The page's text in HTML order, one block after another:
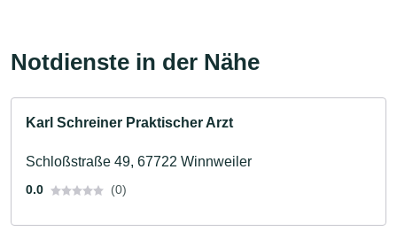
Notdienste in der Nähe
Karl Schreiner Praktischer Arzt
Schloßstraße 49, 67722 Winnweiler
0.0 (0)